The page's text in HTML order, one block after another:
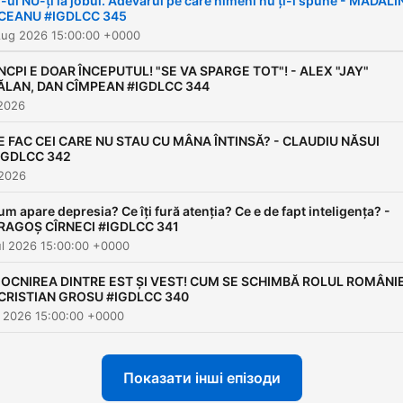
#IGDLCC 345
2026 15:00:00 +0000
E DOAR ÎNCEPUTUL! "SE VA SPARGE TOT"! - ALEX "JAY"
DAN CÎMPEAN #IGDLCC 344
FAC CEI CARE NU STAU CU MÂNA ÎNTINSĂ? - CLAUDIU NĂSUI
342
apare depresia? Ce îți fură atenția? Ce e de fapt inteligența? -
CÎRNECI #IGDLCC 341
2026 15:00:00 +0000
DINTRE EST ȘI VEST! CUM SE SCHIMBĂ ROLUL
GROSU #IGDLCC 340
15:00:00 +0000
Показати інші епізоди